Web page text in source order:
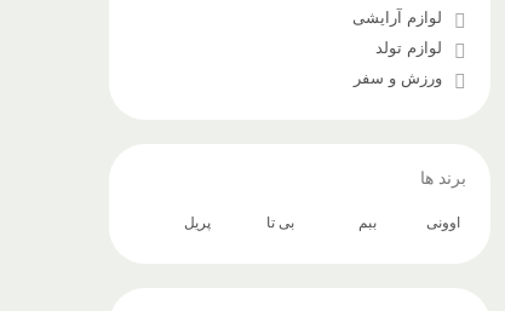
لوازم آرایشی
لوازم تولد
ورزش و سفر
برند ها
اوونی ببم بی تا پریل